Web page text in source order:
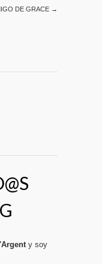
DE GRACE →
y soy